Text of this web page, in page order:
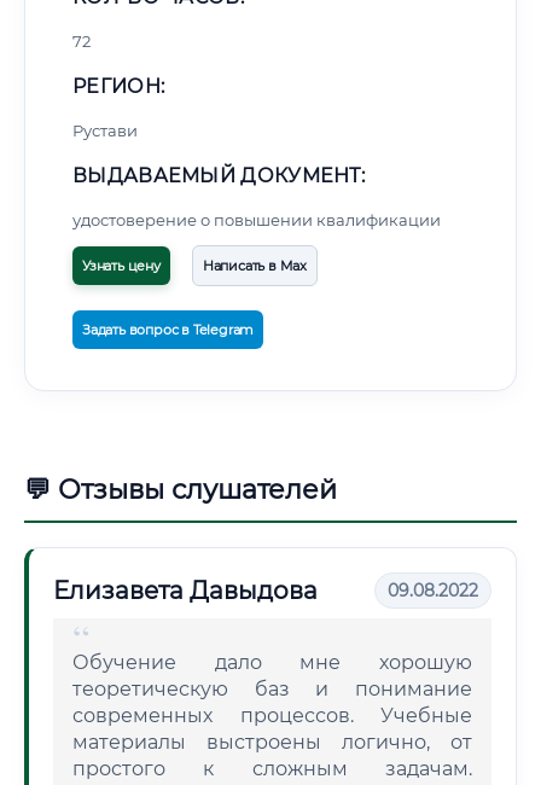
72
РЕГИОН:
Рустави
ВЫДАВАЕМЫЙ ДОКУМЕНТ:
удостоверение о повышении квалификации
Узнать цену Написать в Max
Задать вопрос в Telegram
💬 Отзывы слушателей
Елизавета Давыдова 09.08.2022
Обучение дало мне хорошую
теоретическую баз и понимание
современных процессов. Учебные
материалы выстроены логично, от
простого к сложным задачам.